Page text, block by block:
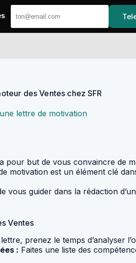
des Ventes chez SFR
lettre de motivation
pour but de vous convaincre de
motivation est un élément clé
vous guider dans la rédaction
Ventes
prenez le temps d’analyser
: Faites une liste des